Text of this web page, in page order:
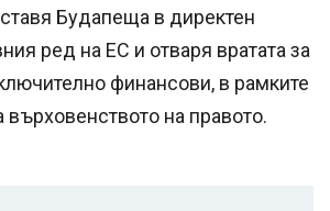
Будапеща в директен
ред на ЕС и отваря вратата за
финансови, в рамките
върховенството на правото.